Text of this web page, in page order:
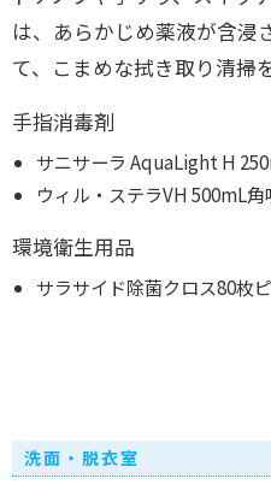
は、あらかじめ薬液が含浸
て、こまめな拭き取り清掃を
手指消毒剤
サニサーラ AquaLight H
ウィル・ステラVH 500mL
環境衛生用品
サラサイド除菌クロス80枚
洗面・脱衣室